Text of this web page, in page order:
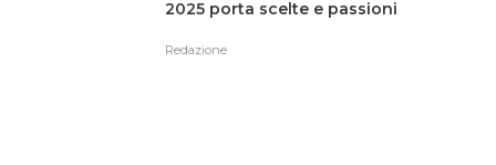
2025 porta scelte e passioni
Redazione